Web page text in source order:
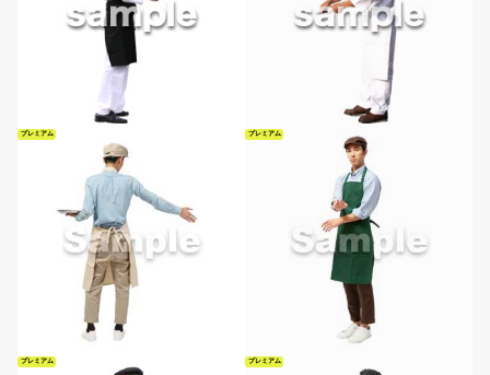
プレミアム プレミアム
プレミアム プレミアム